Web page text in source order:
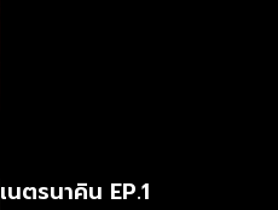
เนตรนาคิน EP.1